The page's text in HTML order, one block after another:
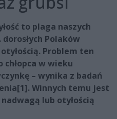
to plaga naszych
dorosłych Polaków
Problem ten
w wieku
– wynika z badań
Winnych temu jest
lub otyłością